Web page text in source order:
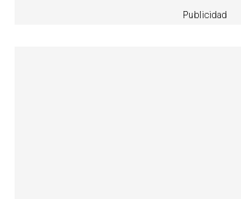
Publicidad